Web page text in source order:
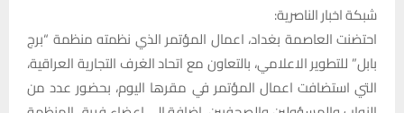
شبكة اخبار الناصرية:
احتضنت العاصمة بغداد، اعمال المؤتمر الذي نظمته منظمة “برج
بابل” للتطوير الاعلامي، بالتعاون مع اتحاد الغرف التجارية العراقية،
التي استضافت اعمال المؤتمر في مقرها اليوم، بحضور عدد من